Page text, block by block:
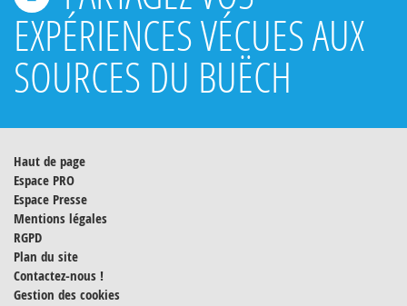
EXPÉRIENCES VÉCUES AUX
SOURCES DU BUËCH
Haut de page
Espace PRO
Espace Presse
Mentions légales
RGPD
Plan du site
Contactez-nous !
Gestion des cookies